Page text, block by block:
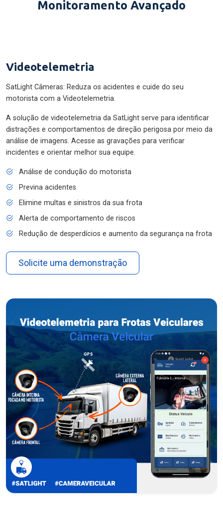
Monitoramento Avançado
Videotelemetria
SatLight Câmeras: Reduza os acidentes e cuide do seu
motorista com a Videotelemetria.
A solução de videotelemetria da SatLight serve para identificar
distrações e comportamentos de direção perigosa por meio da
análise de imagens. Acesse as gravações para verificar
incidentes e orientar melhor sua equipe.
Análise de condução do motorista
Previna acidentes
Elimine multas e sinistros da sua frota
Alerta de comportamento de riscos
Redução de desperdícios e aumento da segurança na frota
Solicite uma demonstração